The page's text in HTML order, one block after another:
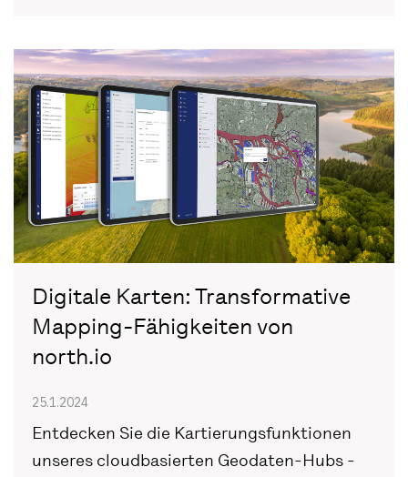
Digitale Karten: Transformative
Mapping-Fähigkeiten von
north.io
25.1.2024
Entdecken Sie die Kartierungsfunktionen
unseres cloudbasierten Geodaten-Hubs -